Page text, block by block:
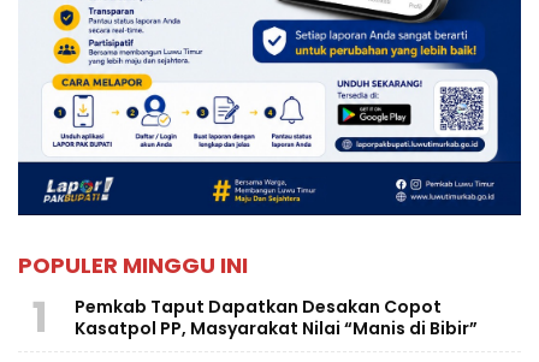
POPULER MINGGU INI
1
Pemkab Taput Dapatkan Desakan Copot
Kasatpol PP, Masyarakat Nilai “Manis di Bibir”